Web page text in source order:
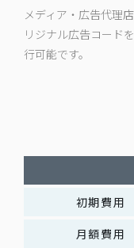
メディア・広告代理
リジナル広告コード
行可能です。
初期費用
月額費用